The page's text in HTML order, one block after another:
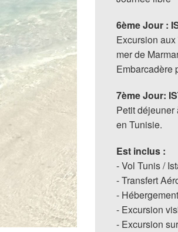
6ème Jour :
Excursion
mer de
Embarcadère
7ème Jour:
Petit déjeuner
en Tunisie.
Est inclus :
- Vol Tunis /
- Transfert
-
- Excursion
- Excursion